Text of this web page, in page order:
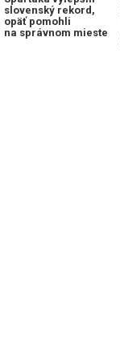
slovenský rekord,
opäť pomohli
na správnom mieste